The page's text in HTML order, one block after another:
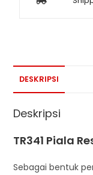
DESKRIPSI
Deskripsi
TR341 Piala
Sebagai bentuk